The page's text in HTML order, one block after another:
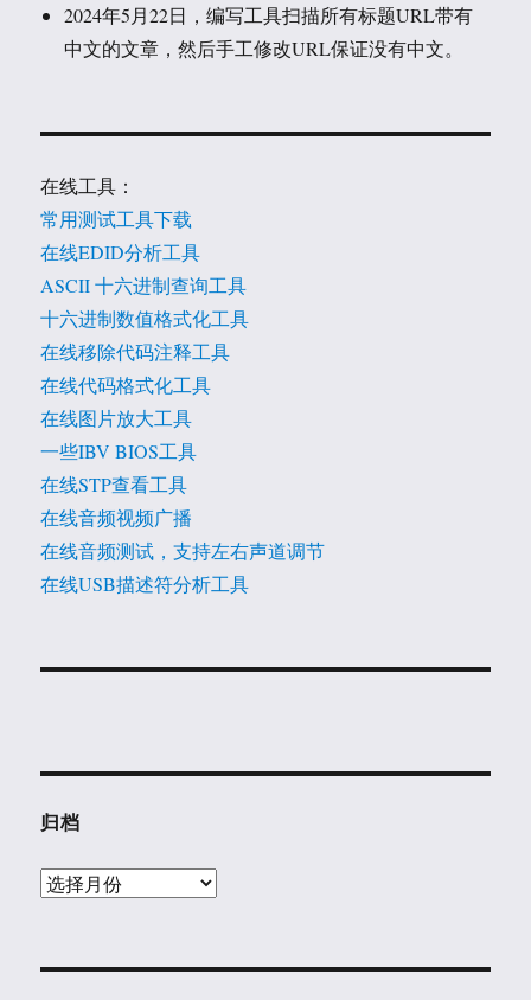
2024年5月22日，编写工具扫描所有标题URL带有
中文的文章，然后手工修改URL保证没有中文。
在线工具：
常用测试工具下载
在线EDID分析工具
ASCII 十六进制查询工具
十六进制数值格式化工具
在线移除代码注释工具
在线代码格式化工具
在线图片放大工具
一些IBV BIOS工具
在线STP查看工具
在线音频视频广播
在线音频测试，支持左右声道调节
在线USB描述符分析工具
归档
归